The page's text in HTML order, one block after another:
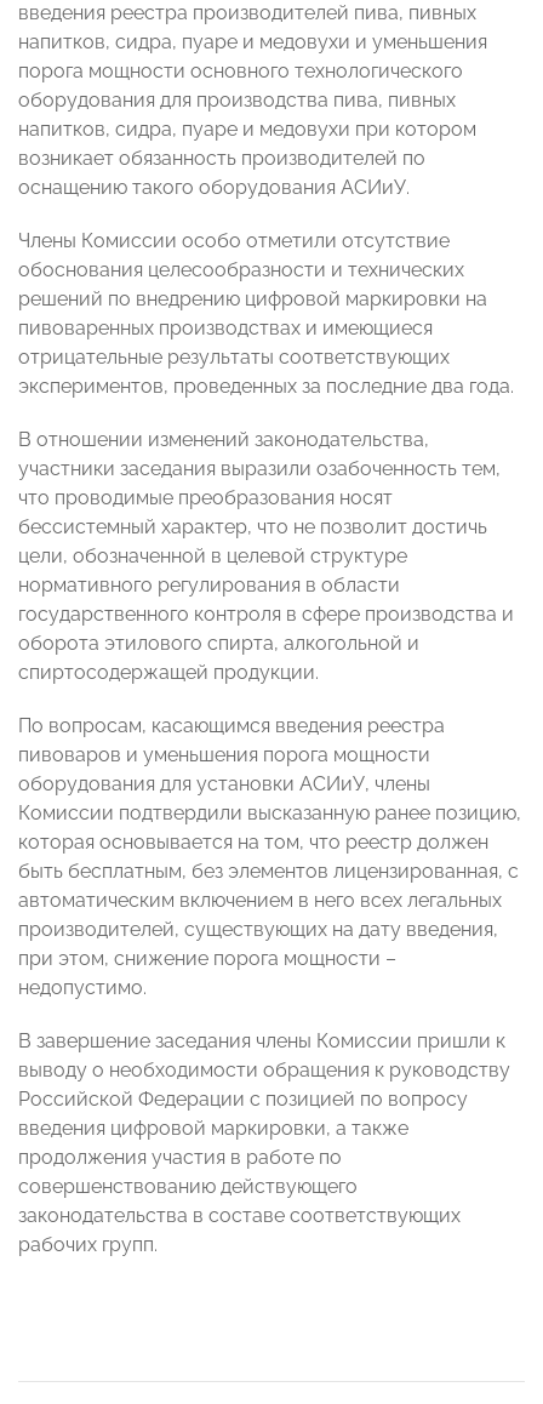
введения реестра производителей пива, пивных
напитков, сидра, пуаре и медовухи и уменьшения
порога мощности основного технологического
оборудования для производства пива, пивных
напитков, сидра, пуаре и медовухи при котором
возникает обязанность производителей по
оснащению такого оборудования АСИиУ.
Члены Комиссии особо отметили отсутствие
обоснования целесообразности и технических
решений по внедрению цифровой маркировки на
пивоваренных производствах и имеющиеся
отрицательные результаты соответствующих
экспериментов, проведенных за последние два года.
В отношении изменений законодательства,
участники заседания выразили озабоченность тем,
что проводимые преобразования носят
бессистемный характер, что не позволит достичь
цели, обозначенной в целевой структуре
нормативного регулирования в области
государственного контроля в сфере производства и
оборота этилового спирта, алкогольной и
спиртосодержащей продукции.
По вопросам, касающимся введения реестра
пивоваров и уменьшения порога мощности
оборудования для установки АСИиУ, члены
Комиссии подтвердили высказанную ранее позицию,
которая основывается на том, что реестр должен
быть бесплатным, без элементов лицензированная, с
автоматическим включением в него всех легальных
производителей, существующих на дату введения,
при этом, снижение порога мощности –
недопустимо.
В завершение заседания члены Комиссии пришли к
выводу о необходимости обращения к руководству
Российской Федерации с позицией по вопросу
введения цифровой маркировки, а также
продолжения участия в работе по
совершенствованию действующего
законодательства в составе соответствующих
рабочих групп.